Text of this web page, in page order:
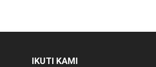
IKUTI KAMI